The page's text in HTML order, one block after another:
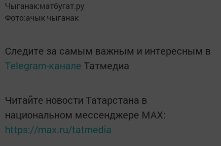
Чыганак:матбугат.ру
Фото:ачык чыганак
Следите за самым важным и интересным в
Telegram-канале Татмедиа
Читайте новости Татарстана в
национальном мессенджере MАХ:
https://max.ru/tatmedia